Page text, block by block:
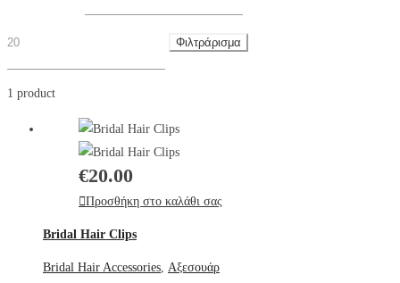
Φιλτράρισμα
1 product
€20.00
Προσθήκη στο καλάθι σας
Bridal Hair Clips
Bridal Hair Accessories, Αξεσουάρ